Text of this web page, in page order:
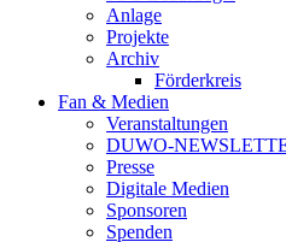
Anlage
Projekte
Archiv
Förderkreis
Fan & Medien
Veranstaltungen
DUWO-
Presse
Digitale Medien
Sponsoren
Spenden